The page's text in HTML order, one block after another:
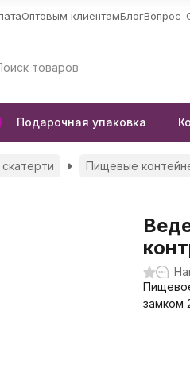
Оптовым клиентамБлогВопрос-
Подарочная упаковка
Пищевые
замком